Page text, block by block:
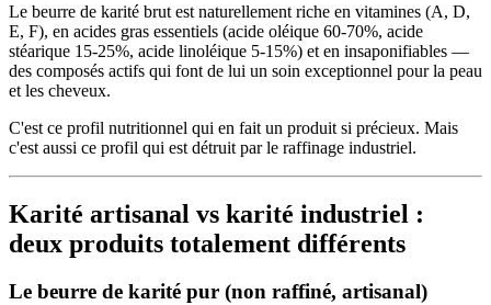
Le beurre de karité brut est naturellement riche en vitamines (A, D,
E, F), en acides gras essentiels (acide oléique 60-70%, acide
stéarique 15-25%, acide linoléique 5-15%) et en insaponifiables —
des composés actifs qui font de lui un soin exceptionnel pour la peau
et les cheveux.
C'est ce profil nutritionnel qui en fait un produit si précieux. Mais
c'est aussi ce profil qui est détruit par le raffinage industriel.
Karité artisanal vs karité industriel :
deux produits totalement différents
Le beurre de karité pur (non raffiné, artisanal)